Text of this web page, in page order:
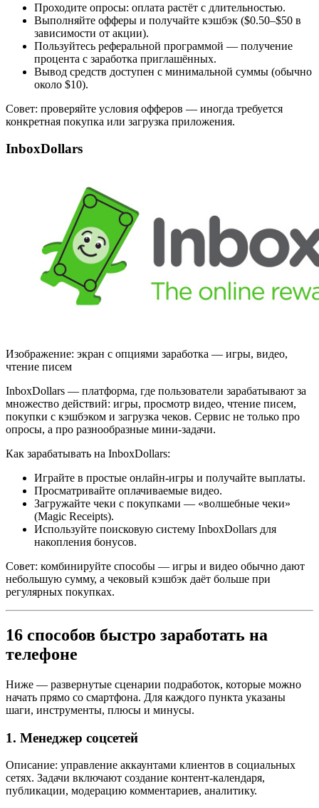
Проходите опросы: оплата растёт с длительностью.
Выполняйте офферы и получайте кэшбэк ($0.50–$50 в
зависимости от акции).
Пользуйтесь реферальной программой — получение
процента с заработка приглашённых.
Вывод средств доступен с минимальной суммы (обычно
около $10).
Совет: проверяйте условия офферов — иногда требуется
конкретная покупка или загрузка приложения.
InboxDollars
Изображение: экран с опциями заработка — игры, видео,
чтение писем
InboxDollars — платформа, где пользователи зарабатывают за
множество действий: игры, просмотр видео, чтение писем,
покупки с кэшбэком и загрузка чеков. Сервис не только про
опросы, а про разнообразные мини-задачи.
Как зарабатывать на InboxDollars:
Играйте в простые онлайн-игры и получайте выплаты.
Просматривайте оплачиваемые видео.
Загружайте чеки с покупками — «волшебные чеки»
(Magic Receipts).
Используйте поисковую систему InboxDollars для
накопления бонусов.
Совет: комбинируйте способы — игры и видео обычно дают
небольшую сумму, а чековый кэшбэк даёт больше при
регулярных покупках.
16 способов быстро заработать на
телефоне
Ниже — развернутые сценарии подработок, которые можно
начать прямо со смартфона. Для каждого пункта указаны
шаги, инструменты, плюсы и минусы.
1. Менеджер соцсетей
Описание: управление аккаунтами клиентов в социальных
сетях. Задачи включают создание контент-календаря,
публикации, модерацию комментариев, аналитику.